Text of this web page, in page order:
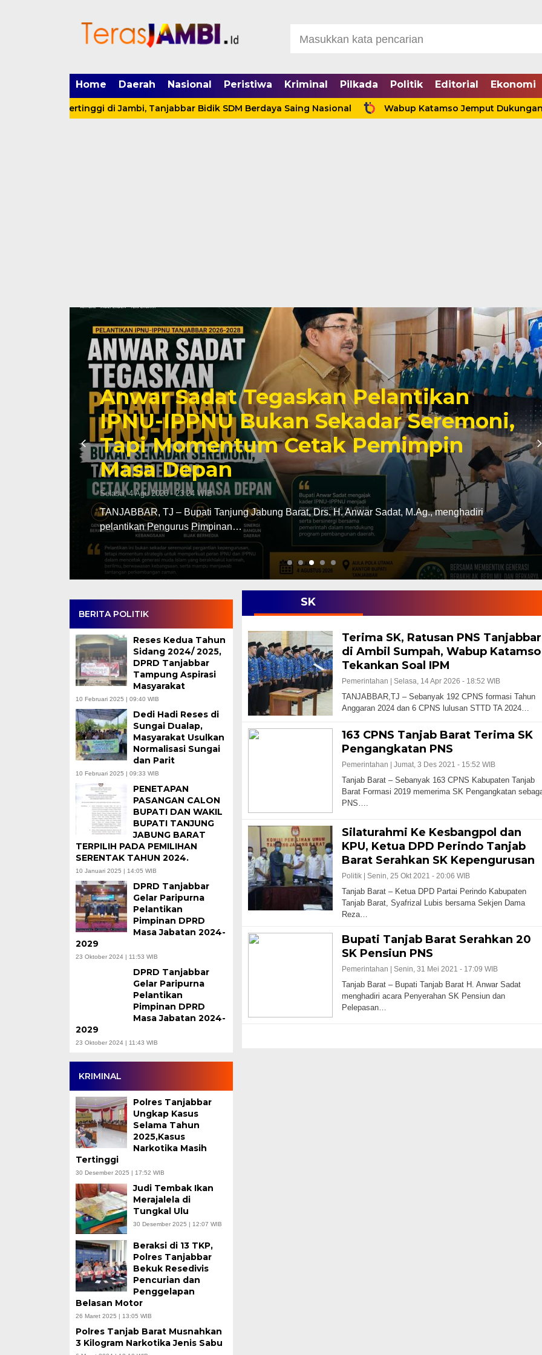
Home Daerah Nasional Peristiwa Kriminal Pilkada Politik Editorial Ekonomi
Tertinggi di Jambi, Tanjabbar Bidik SDM Berdaya Saing Nasional Wabup Katamso Jemput Dukungan
Anwar Sadat Tegaskan Pelantikan
IPNU-IPPNU Bukan Sekadar Seremoni,
Tapi Momentum Cetak Pemimpin
Masa Depan
Selasa, 4 Agu 2026 - 23:24 WIB
TANJABBAR, TJ – Bupati Tanjung Jabung Barat, Drs. H. Anwar Sadat, M.Ag., menghadiri
pelantikan Pengurus Pimpinan…
BERITA POLITIK
Reses Kedua Tahun
Sidang 2024/ 2025,
DPRD Tanjabbar
Tampung Aspirasi
Masyarakat
10 Februari 2025 | 09:40 WIB
Dedi Hadi Reses di
Sungai Dualap,
Masyarakat Usulkan
Normalisasi Sungai
dan Parit
10 Februari 2025 | 09:33 WIB
PENETAPAN
PASANGAN CALON
BUPATI DAN WAKIL
BUPATI TANJUNG
JABUNG BARAT
TERPILIH PADA PEMILIHAN
SERENTAK TAHUN 2024.
10 Januari 2025 | 14:05 WIB
DPRD Tanjabbar
Gelar Paripurna
Pelantikan
Pimpinan DPRD
Masa Jabatan 2024-
2029
23 Oktober 2024 | 11:53 WIB
DPRD Tanjabbar
Gelar Paripurna
Pelantikan
Pimpinan DPRD
Masa Jabatan 2024-
2029
23 Oktober 2024 | 11:43 WIB
KRIMINAL
Polres Tanjabbar
Ungkap Kasus
Selama Tahun
2025,Kasus
Narkotika Masih
Tertinggi
30 Desember 2025 | 17:52 WIB
Judi Tembak Ikan
Merajalela di
Tungkal Ulu
30 Desember 2025 | 12:07 WIB
Beraksi di 13 TKP,
Polres Tanjabbar
Bekuk Resedivis
Pencurian dan
Penggelapan
Belasan Motor
26 Maret 2025 | 13:05 WIB
Polres Tanjab Barat Musnahkan
3 Kilogram Narkotika Jenis Sabu
SK
Terima SK, Ratusan PNS Tanjabbar
di Ambil Sumpah, Wabup Katamso
Tekankan Soal IPM
Pemerintahan | Selasa, 14 Apr 2026 - 18:52 WIB
TANJABBAR,TJ – Sebanyak 192 CPNS formasi Tahun
Anggaran 2024 dan 6 CPNS lulusan STTD TA 2024…
163 CPNS Tanjab Barat Terima SK
Pengangkatan PNS
Pemerintahan | Jumat, 3 Des 2021 - 15:52 WIB
Tanjab Barat – Sebanyak 163 CPNS Kabupaten Tanjab
Barat Formasi 2019 memerima SK Pengangkatan
PNS….
Silaturahmi Ke Kesbangpol dan
KPU, Ketua DPD Perindo Tanjab
Barat Serahkan SK Kepengurusan
Politik | Senin, 25 Okt 2021 - 20:06 WIB
Tanjab Barat – Ketua DPD Partai Perindo Kabupaten
Tanjab Barat, Syafrizal Lubis bersama Sekjen Dama
Reza…
Bupati Tanjab Barat Serahkan 20
SK Pensiun PNS
Pemerintahan | Senin, 31 Mei 2021 - 17:09 WIB
Tanjab Barat – Bupati Tanjab Barat H. Anwar Sadat
menghadiri acara Penyerahan SK Pensiun dan
Pelepasan…